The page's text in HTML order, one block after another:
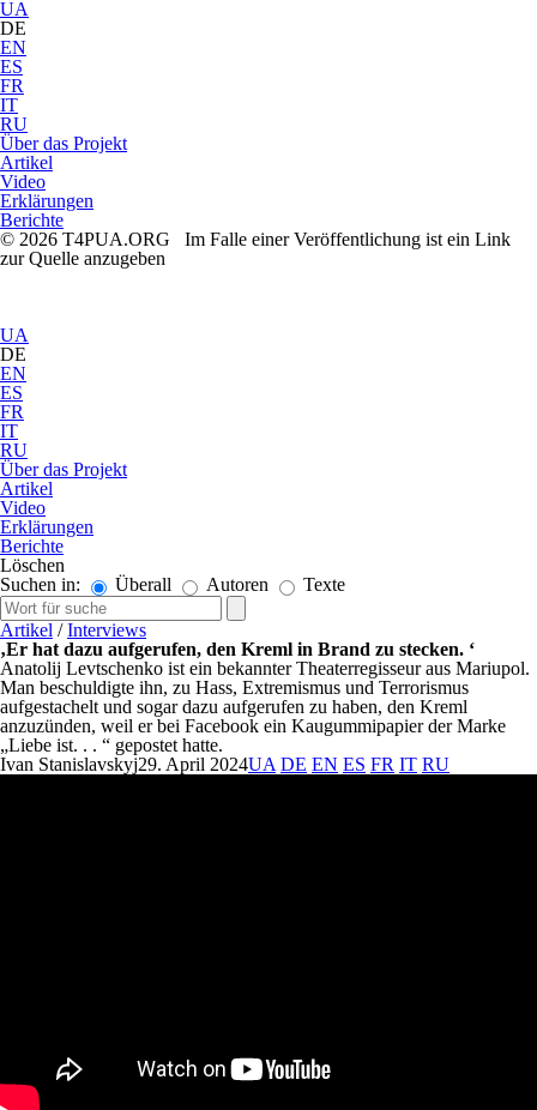
UA
DE
EN
ES
FR
IT
RU
Über das Projekt
Artikel
Video
Erklärungen
Berichte
© 2026 T4PUA.ORG Im Falle einer Veröffentlichung ist ein Link
zur Quelle anzugeben
UA
DE
EN
ES
FR
IT
RU
Über das Projekt
Artikel
Video
Erklärungen
Berichte
Löschen
Suchen in:
Überall Autoren Texte
Artikel /Interviews
‚Er hat dazu aufgerufen, den Kreml in Brand zu stecken. ‘
Anatolij Levtschenko ist ein bekannter Theaterregisseur aus Mariupol.
Man beschuldigte ihn, zu Hass, Extremismus und Terrorismus
aufgestachelt und sogar dazu aufgerufen zu haben, den Kreml
anzuzünden, weil er bei Facebook ein Kaugummipapier der Marke
„Liebe ist. . . “ gepostet hatte.
Ivan Stanislavskyj29. April 2024UA DE EN ES FR IT RU